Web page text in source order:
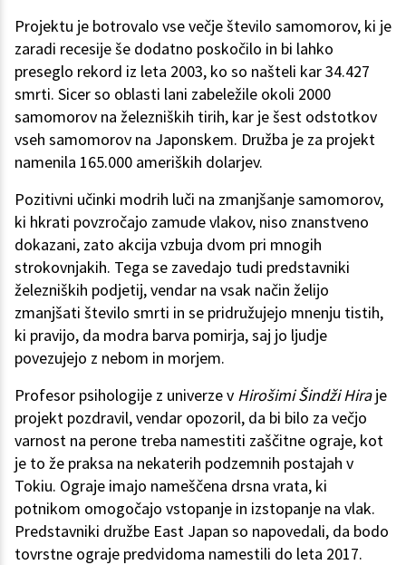
Projektu je botrovalo vse večje število samomorov, ki je
zaradi recesije še dodatno poskočilo in bi lahko
preseglo rekord iz leta 2003, ko so našteli kar 34.427
smrti. Sicer so oblasti lani zabeležile okoli 2000
samomorov na železniških tirih, kar je šest odstotkov
vseh samomorov na Japonskem. Družba je za projekt
namenila 165.000 ameriških dolarjev.
Pozitivni učinki modrih luči na zmanjšanje samomorov,
ki hkrati povzročajo zamude vlakov, niso znanstveno
dokazani, zato akcija vzbuja dvom pri mnogih
strokovnjakih. Tega se zavedajo tudi predstavniki
železniških podjetij, vendar na vsak način želijo
zmanjšati število smrti in se pridružujejo mnenju tistih,
ki pravijo, da modra barva pomirja, saj jo ljudje
povezujejo z nebom in morjem.
Profesor psihologije z univerze v Hirošimi Šindži Hiraje
projekt pozdravil, vendar opozoril, da bi bilo za večjo
varnost na perone treba namestiti zaščitne ograje, kot
je to že praksa na nekaterih podzemnih postajah v
Tokiu. Ograje imajo nameščena drsna vrata, ki
potnikom omogočajo vstopanje in izstopanje na vlak.
Predstavniki družbe East Japan so napovedali, da bodo
tovrstne ograje predvidoma namestili do leta 2017.